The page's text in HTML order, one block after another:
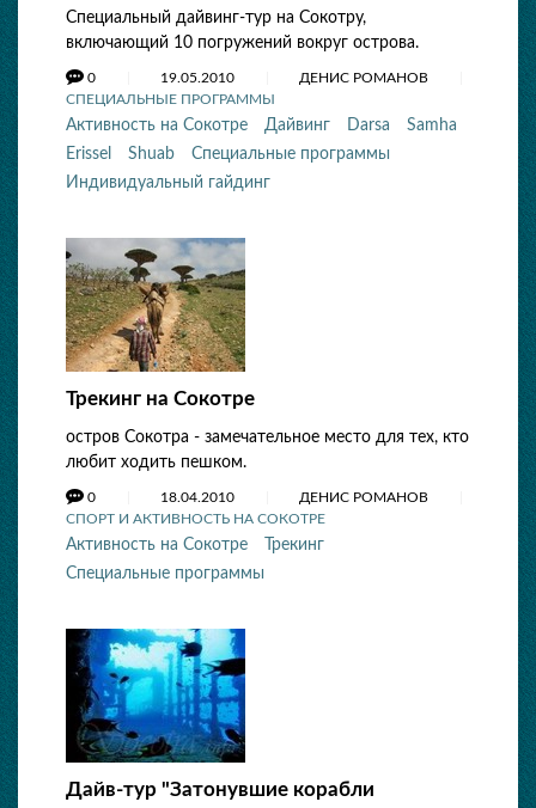
Специальный дайвинг-тур на Сокотру,
включающий 10 погружений вокруг острова.
0 19.05.2010
ДЕНИС РОМАНОВ
СПЕЦИАЛЬНЫЕ ПРОГРАММЫ
Активность на Сокотре Дайвинг Darsa
Samha
Erissel
Shuab
Специальные программы
Индивидуальный гайдинг
Трекинг на Сокотре
остров Сокотра - замечательное место для тех, кто
любит ходить пешком.
0 18.04.2010
ДЕНИС РОМАНОВ
СПОРТ И АКТИВНОСТЬ НА СОКОТРЕ
Активность на Сокотре
Трекинг
Специальные программы
Дайв-тур "Затонувшие корабли